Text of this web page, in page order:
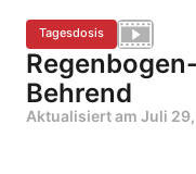
Tagesdosis
Behrend
Aktualisiert am Juli